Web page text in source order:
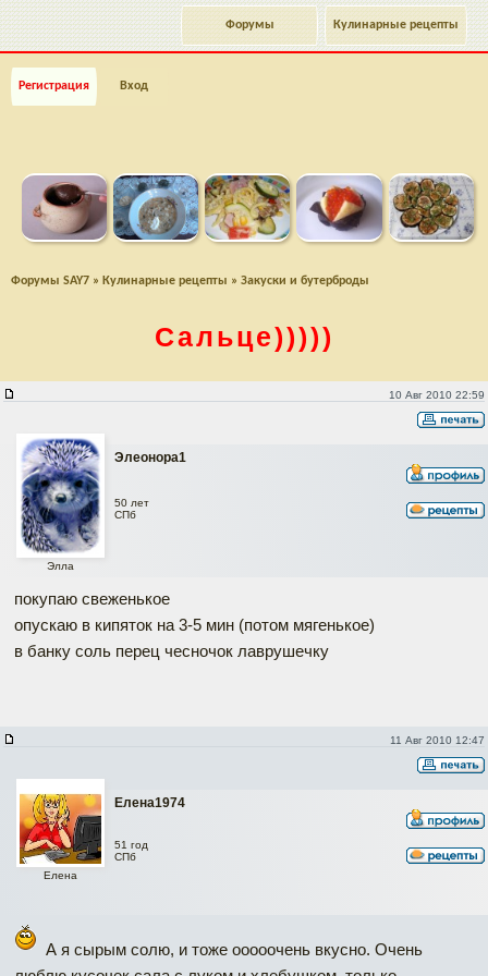
Кулинарные рецепты
Форумы
Регистрация Вход
Форумы SAY7 » Кулинарные рецепты » Закуски и бутерброды
Сальце)))))
10 Авг 2010 22:59
Элеонора1
Элла
50 лет
СПб
покупаю свеженькое
опускаю в кипяток на 3-5 мин (потом мягенькое)
в банку соль перец чесночок лаврушечку
11 Авг 2010 12:47
Елена1974
Елена
51 год
СПб
А я сырым солю, и тоже ооооочень вкусно. Очень